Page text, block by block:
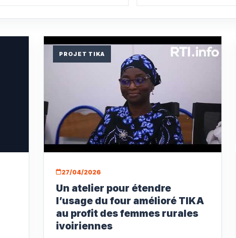
PROJET TIKA
27/04/2026
Un atelier pour étendre
l’usage du four amélioré TIKA
au profit des femmes rurales
ivoiriennes